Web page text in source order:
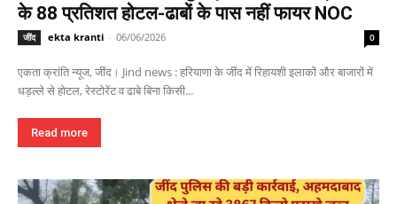
के 88 प्रतिशत होटल-ढाबों के पास नहीं फायर NOC
जींद ekta kranti - 06/06/2026 0
एकता क्रांति न्यूज, जींद। Jind news : हरियाणा के जींद में रिहायशी इलाकों और बाजारों में
धड़ल्ले से होटल, रेस्टोरेंट व ढाबे बिना किसी...
Read more